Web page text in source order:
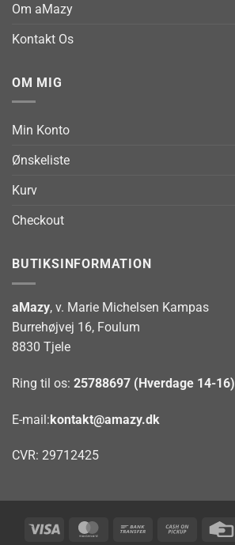
Om aMazy
Kontakt Os
OM MIG
Min Konto
Ønskeliste
Kurv
Checkout
BUTIKSINFORMATION
aMazy, v. Marie Michelsen Kampas
Burrehøjvej 16, Foulum
8830 Tjele
Ring til os: 25788697 (Hverdage 14-16)
E-mail:kontakt@amazy.dk
CVR: 29712425
Visa MasterCardBank
Cash